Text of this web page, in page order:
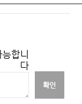
합니
다